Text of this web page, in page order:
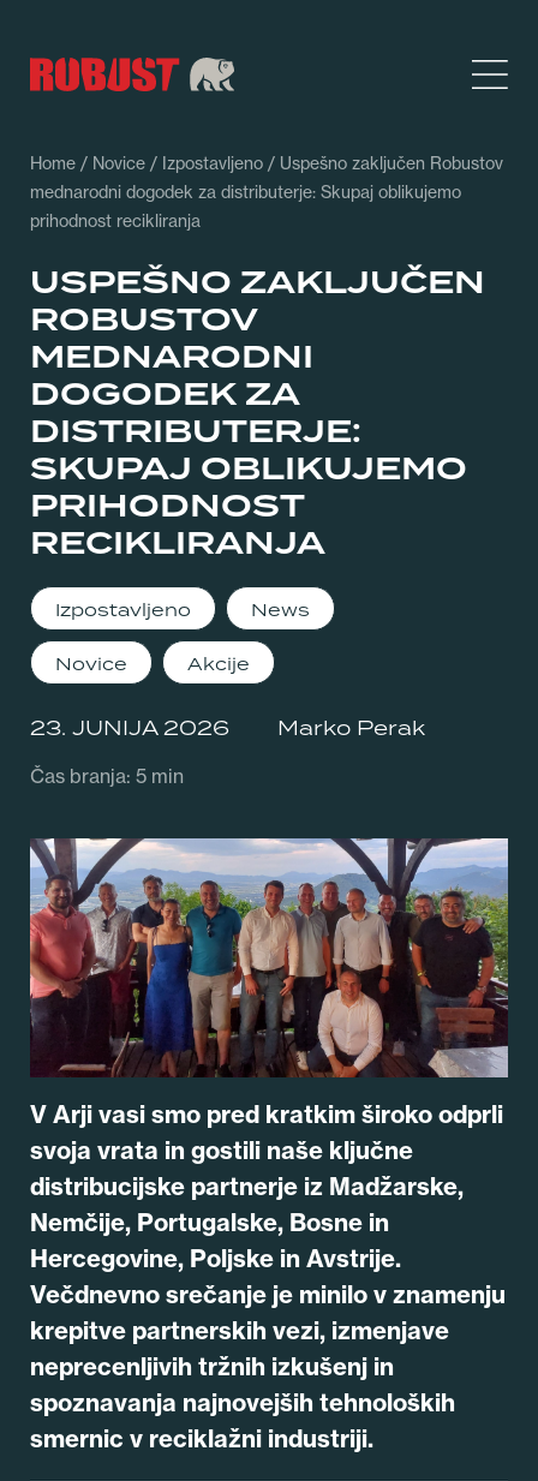
Home / Novice / Izpostavljeno / Uspešno zaključen Robustov
mednarodni dogodek za distributerje: Skupaj oblikujemo
prihodnost recikliranja
USPEŠNO ZAKLJUČEN
ROBUSTOV
MEDNARODNI
DOGODEK ZA
DISTRIBUTERJE:
SKUPAJ OBLIKUJEMO
PRIHODNOST
RECIKLIRANJA
Izpostavljeno News
Novice Akcije
23. JUNIJA 2026 Marko Perak
Čas branja: 5 min
V Arji vasi smo pred kratkim široko odprli
svoja vrata in gostili naše ključne
distribucijske partnerje iz Madžarske,
Nemčije, Portugalske, Bosne in
Hercegovine, Poljske in Avstrije.
Večdnevno srečanje je minilo v znamenju
krepitve partnerskih vezi, izmenjave
neprecenljivih tržnih izkušenj in
spoznavanja najnovejših tehnoloških
smernic v reciklažni industriji.